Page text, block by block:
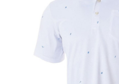
サッカー／フットサル
トレーニング